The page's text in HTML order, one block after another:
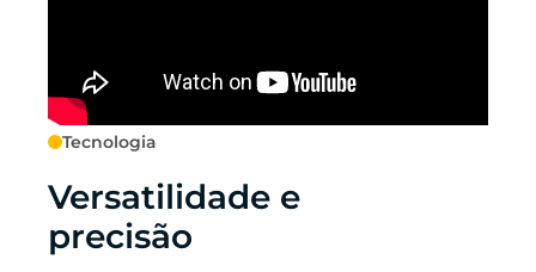
Tecnologia
Versatilidade e
precisão